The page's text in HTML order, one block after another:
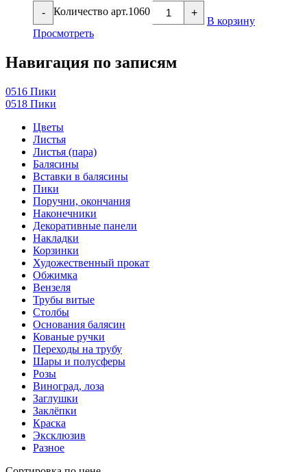
- Количество арт.1060 +
В корзину
Просмотреть
Навигация по записям
0516 Пики
0518 Пики
Цветы
Листья
Листья (пара)
Балясины
Вставки в балясины
Пики
Поручни, окончания
Наконечники
Декоративные панели
Накладки
Корзинки
Художественный прокат
Обжимка
Вензеля
Трубы витые
Столбы
Основания балясин
Кованые ручки
Переходы на трубу
Шары и полусферы
Розы
Виноград, лоза
Заглушки
Заклёпки
Краска
Эксклюзив
Разное